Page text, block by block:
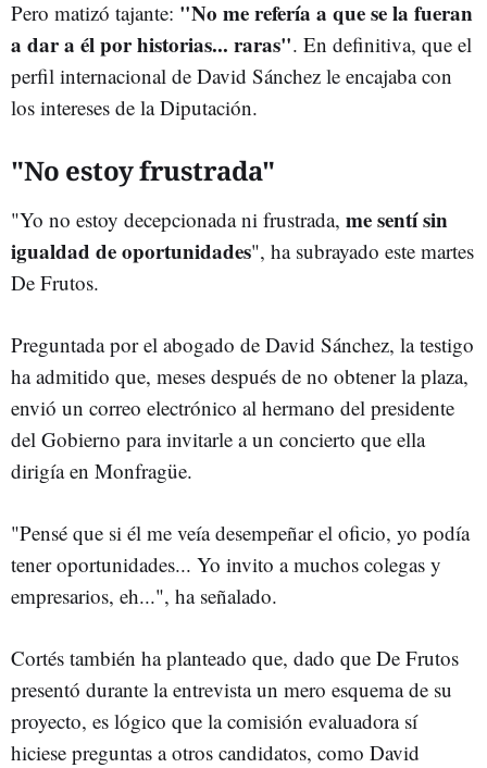
Pero matizó tajante: "No me refería a que se la fueran
a dar a él por historias... raras". En definitiva, que el
perfil internacional de David Sánchez le encajaba con
los intereses de la Diputación.
"No estoy frustrada"
"Yo no estoy decepcionada ni frustrada, me sentí sin
igualdad de oportunidades", ha subrayado este martes
De Frutos.
Preguntada por el abogado de David Sánchez, la testigo
ha admitido que, meses después de no obtener la plaza,
envió un correo electrónico al hermano del presidente
del Gobierno para invitarle a un concierto que ella
dirigía en Monfragüe.
"Pensé que si él me veía desempeñar el oficio, yo podía
tener oportunidades... Yo invito a muchos colegas y
empresarios, eh...", ha señalado.
Cortés también ha planteado que, dado que De Frutos
presentó durante la entrevista un mero esquema de su
proyecto, es lógico que la comisión evaluadora sí
hiciese preguntas a otros candidatos, como David